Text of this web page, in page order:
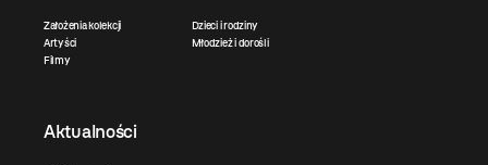
Założenia kolekcji
Artyści
Filmy
Dzieci i rodziny
Młodzież i dorośli
Aktualności